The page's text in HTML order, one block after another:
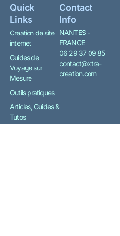
Quick
Links
Creation de site
internet
Guides de
Voyage sur
Mesure
Outils pratiques
Articles, Guides &
Tutos
Contact
Info
NANTES -
FRANCE
06 29 37 09 85
contact@xtra-
creation.com